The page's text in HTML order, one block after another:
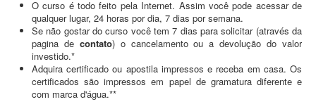
O curso é todo feito pela Internet. Assim você pode acessar de
qualquer lugar, 24 horas por dia, 7 dias por semana.
Se não gostar do curso você tem 7 dias para solicitar (através da
pagina de contato) o cancelamento ou a devolução do valor
investido.*
Adquira certificado ou apostila impressos e receba em casa. Os
certificados são impressos em papel de gramatura diferente e
com marca d'água.**